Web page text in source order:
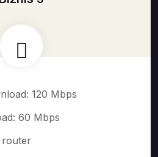
120 Mbps
60 Mbps
router